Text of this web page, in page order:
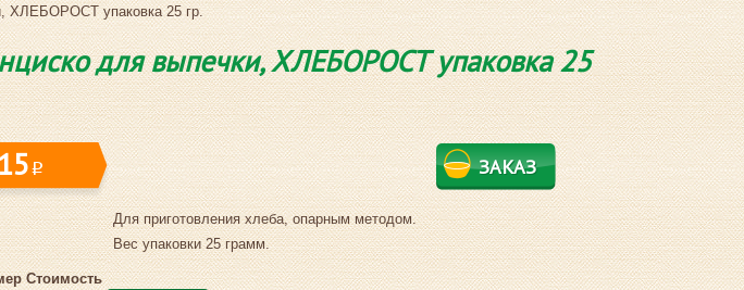
ХЛЕБОРОСТ упаковка 25 гр.
для выпечки, ХЛЕБОРОСТ упаковка 25
i ЗАКАЗ
Для приготовления хлеба, опарным методом.
Вес упаковки 25 грамм.
Стоимость